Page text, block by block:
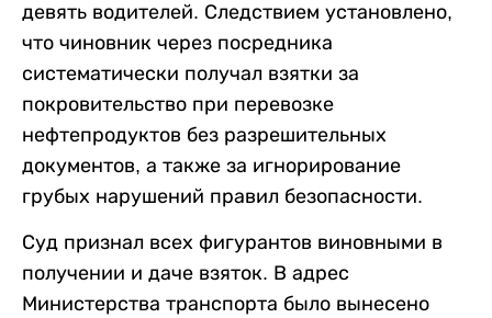
девять водителей. Следствием установлено,
что чиновник через посредника
систематически получал взятки за
покровительство при перевозке
нефтепродуктов без разрешительных
документов, а также за игнорирование
грубых нарушений правил безопасности.
Суд признал всех фигурантов виновными в
получении и даче взяток. В адрес
Министерства транспорта было вынесено